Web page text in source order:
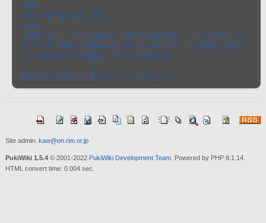
:概要|
~文中に水平線を挿入します。
:備考|
~段落やリスト、テーブル内など、通常の水平線書式(----)ではブロックを
抜けてしまう個所で水平線を挿入するために用います。リスト内など左右マー
ジンが設定されている場合は、それを引き継ぎます。
#navi(PukiWiki/1.4/マニュアル/プラグイン)
Site admin: kaw@on.rim.or.jp
PukiWiki 1.5.4© 2001-2022 PukiWiki Development Team. Powered by PHP 8.1.14.
HTML convert time: 0.004 sec.